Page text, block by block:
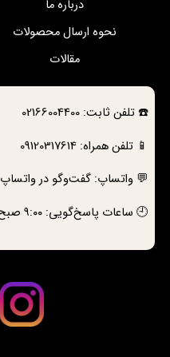
درباره ما
نحوه ارسال محصولات
مقالات
☎️تلفن ثابت:02166004400
📱 تلفن همراه:09120317614
💬 واتساپ:گفت‌وگو در واتساپ
🕘 ساعات پاسخ‌گویی: ۹:۰۰ صبح تا ۲۱:۰۰ شب